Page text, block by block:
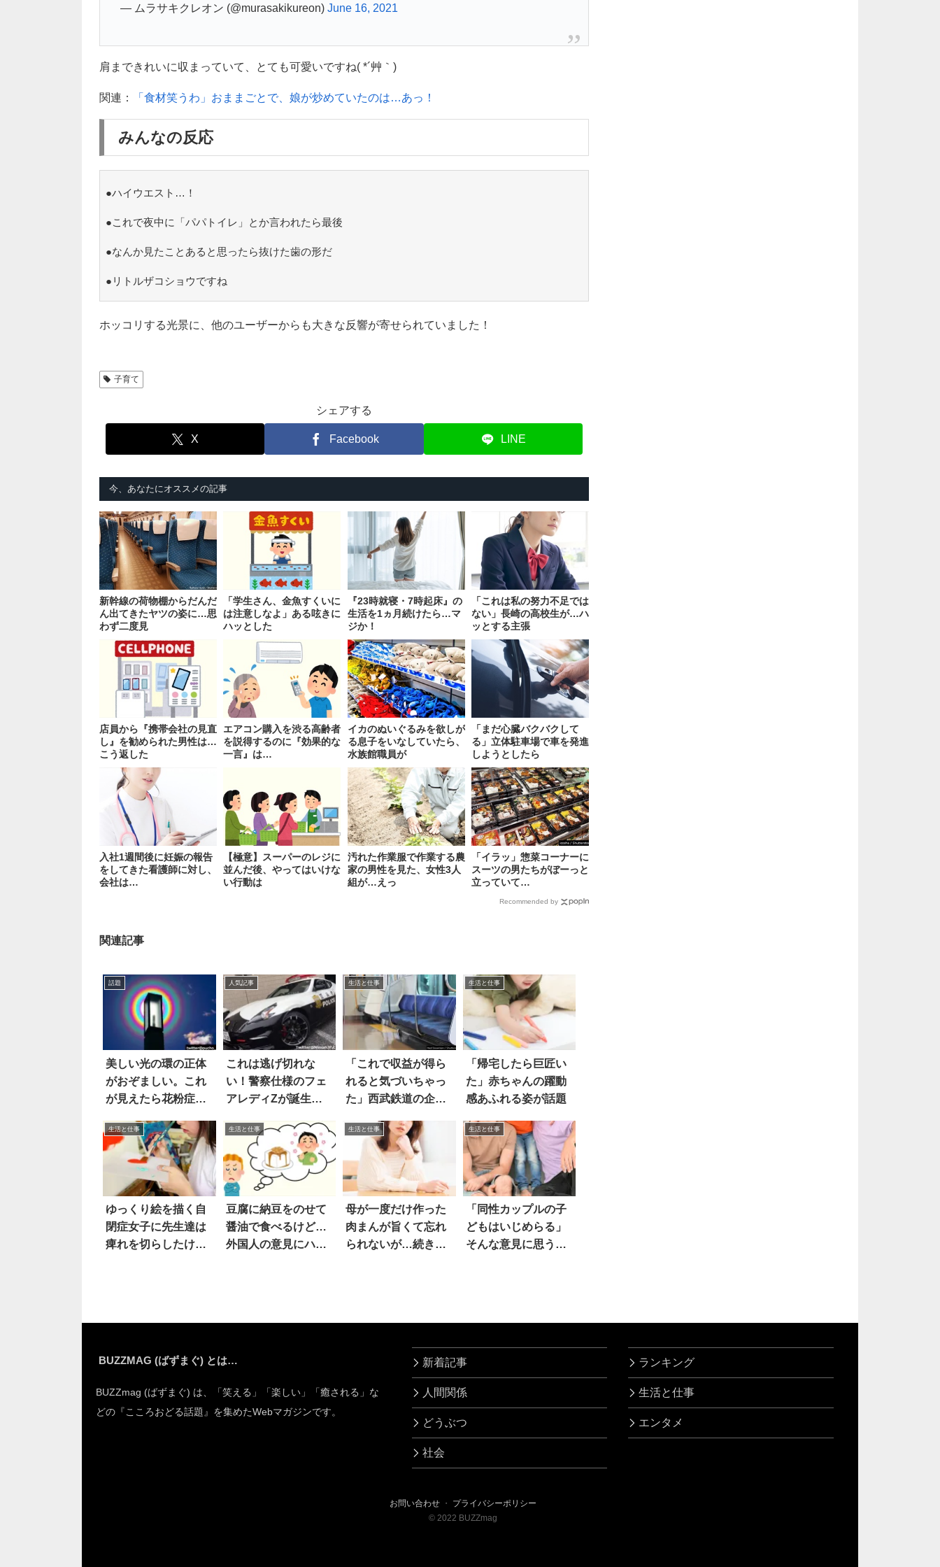
— ムラサキクレオン (@murasakikureon) June 16, 2021
肩まできれいに収まっていて、とても可愛いですね( *´艸｀)
関連： 「食材笑うわ」おままごとで、娘が炒めていたのは…あっ！
みんなの反応
●ハイウエスト…！
●これで夜中に「パパトイレ」とか言われたら最後
●なんか見たことあると思ったら抜けた歯の形だ
●リトルザコショウですね
ホッコリする光景に、他のユーザーからも大きな反響が寄せられていました！
子育て
シェアする
X Facebook LINE
今、あなたにオススメの記事
新幹線の荷物棚からだんだ
ん出てきたヤツの姿に…思
わず二度見
「学生さん、金魚すくいに
は注意しなよ」ある呟きに
ハッとした
『23時就寝・7時起床』の
生活を1ヵ月続けたら…マ
ジか！
「これは私の努力不足では
ない」長崎の高校生が…ハ
ッとする主張
店員から『携帯会社の見直
し』を勧められた男性は…
こう返した
エアコン購入を渋る高齢者
を説得するのに『効果的な
一言』は…
イカのぬいぐるみを欲しが
る息子をいなしていたら、
水族館職員が
「まだ心臓バクバクして
る」立体駐車場で車を発進
しようとしたら
入社1週間後に妊娠の報告
をしてきた看護師に対し、
会社は…
【極意】スーパーのレジに
並んだ後、やってはいけな
い行動は
汚れた作業服で作業する農
家の男性を見た、女性3人
組が…えっ
「イラッ」惣菜コーナーに
スーツの男たちがぼーっと
立っていて…
Recommended by
関連記事
話題
美しい光の環の正体
がおぞましい。これ
が見えたら花粉症の
人気記事
これは逃げ切れな
い！警察仕様のフェ
アレディZが誕生！ 3
生活と仕事
「これで収益が得ら
れると気づいちゃっ
た」西武鉄道の企画
生活と仕事
「帰宅したら巨匠い
た」赤ちゃんの躍動
感あふれる姿が話題
生活と仕事
ゆっくり絵を描く自
閉症女子に先生達は
痺れを切らしたけ
生活と仕事
豆腐に納豆をのせて
醤油で食べるけど…
外国人の意見にハッ
生活と仕事
母が一度だけ作った
肉まんが旨くて忘れ
られないが…続きに
生活と仕事
「同性カップルの子
どもはいじめらる」
そんな意見に思うこ
BUZZMAG (ばずまぐ) とは…
BUZZmag (ばずまぐ) は、「笑える」「楽しい」「癒される」な
どの『こころおどる話題』を集めたWebマガジンです。
新着記事
人間関係
どうぶつ
社会
ランキング
生活と仕事
エンタメ
お問い合わせ ・ プライバシーポリシー
© 2022 BUZZmag